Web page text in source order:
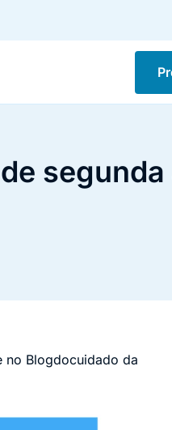
segunda
no Blogdocuidado da